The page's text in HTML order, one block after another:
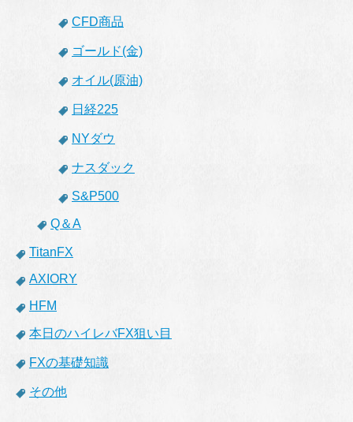
CFD商品
ゴールド(金)
オイル(原油)
日経225
NYダウ
ナスダック
S&P500
Q＆A
TitanFX
AXIORY
HFM
本日のハイレバFX狙い目
FXの基礎知識
その他